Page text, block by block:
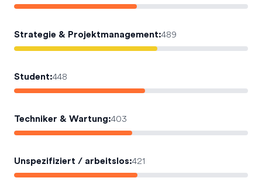
Strategie & Projektmanagement:489
Student:448
Techniker & Wartung:403
Unspezifiziert / arbeitslos:421